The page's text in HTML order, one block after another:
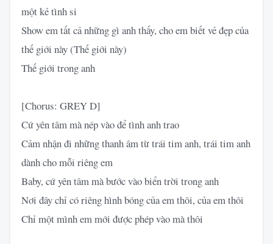
một kẻ tình si
Show em tất cả những gì anh thấy, cho em biết vẻ đẹp của
thế giới này (Thế giới này)
Thế giới trong anh
[Chorus: GREY D]
Cứ yên tâm mà nép vào để tình anh trao
Cảm nhận đi những thanh âm từ trái tim anh, trái tim anh
dành cho mỗi riêng em
Baby, cứ yên tâm mà bước vào biển trời trong anh
Nơi đây chỉ có riêng hình bóng của em thôi, của em thôi
Chỉ một mình em mới được phép vào mà thôi